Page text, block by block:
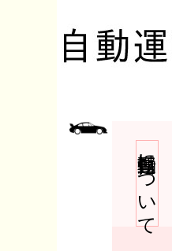
自動運転について